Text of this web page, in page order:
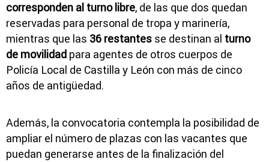
corresponden al turno libre, de las que dos quedan
reservadas para personal de tropa y marinería,
mientras que las 36 restantes se destinan al turno
de movilidad para agentes de otros cuerpos de
Policía Local de Castilla y León con más de cinco
años de antigüedad.
Además, la convocatoria contempla la posibilidad de
ampliar el número de plazas con las vacantes que
puedan generarse antes de la finalización del